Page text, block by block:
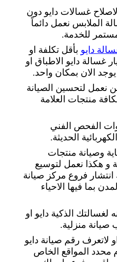
غسالات دايو دون
الملابس نعمل دائماً
للخدمة.
دايو بأقل تكلفة او
غسالة دايو الاطباق او
الان بمكان واحد.
نعمل لتحسين الصيانة
منتجات العلامة
الفحص الفني
الحديثة.
وصيانة منتجات
و هكذا نعمل لتوسيع
فروع مركز صيانة
بما فيها الاحياء
الذكية دايو او
صيانة منزلية.
لاتعرف رقم صيانة دايو
فاستخدم محدد المواقع الخاص